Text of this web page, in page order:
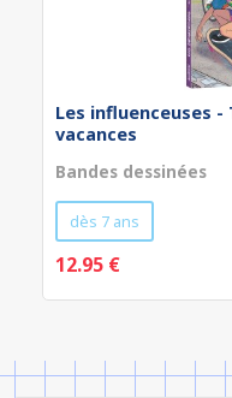
Les influenceuses -
vacances
Bandes dessinées
dès 7 ans
12.95 €